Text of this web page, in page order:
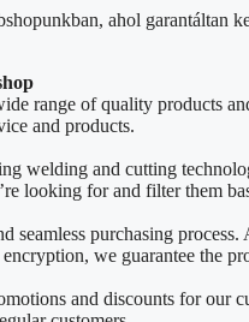
ahol garantáltan
range of quality products
and products.
welding and cutting
looking for and filter them
seamless purchasing
we guarantee the
and discounts for our